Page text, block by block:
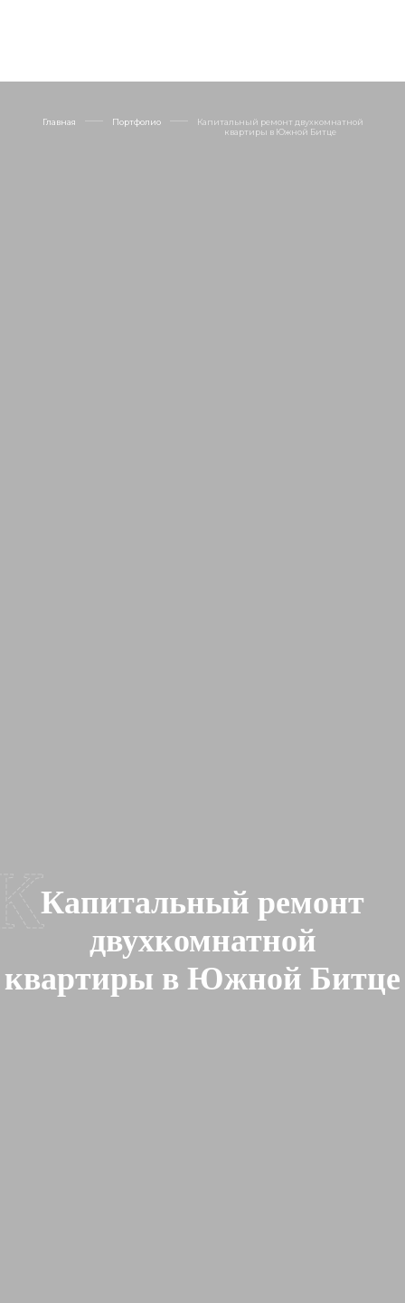
Главная Портфолио
Капитальный ремонт двухкомнатной
квартиры в Южной Битце
Капитальный ремонт
двухкомнатной
квартиры в Южной Битце